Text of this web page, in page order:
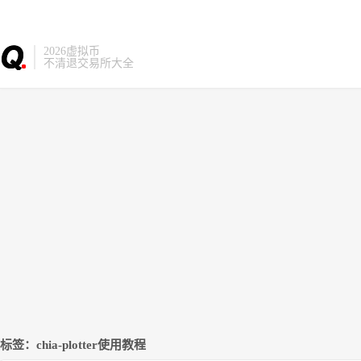
2026虚拟币
不清退交易所大全
标签：chia-plotter使用教程